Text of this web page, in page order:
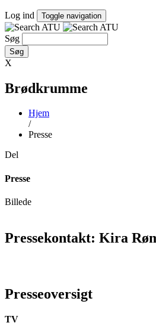
Log ind Toggle navigation
Søg
X
Brødkrumme
Hjem
/
Presse
Del
Presse
Billede
Pressekontakt: Kira
Presseoversigt
TV